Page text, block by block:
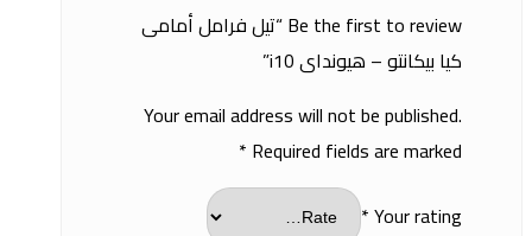
Be the first to review “تيل فرامل أمامى
كيا بيكانتو – هيونداى i10”
Your email address will not be published.
Required fields are marked
*
Your rating
*